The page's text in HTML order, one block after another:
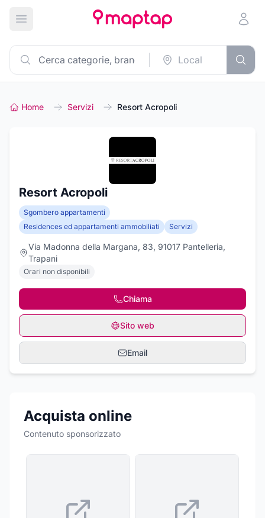
Apri menu principale
Home Servizi Resort Acropoli
Resort Acropoli
Sgombero appartamenti
Residences ed appartamenti ammobiliati
Servizi
Via Madonna della Margana, 83, 91017 Pantelleria,
Trapani
Orari non disponibili
Chiama
Sito web
Email
Acquista online
Contenuto sponsorizzato